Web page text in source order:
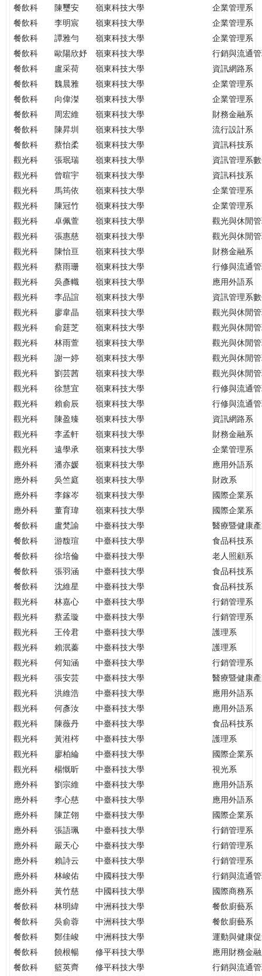
餐飲科 陳璽安 嶺東科技大學
企業管理系
餐飲科
李明宸 嶺東科技大學
企業管理系
餐飲科
譚雅勻 嶺東科技大學
企業管理系
餐飲科
歐陽欣妤 嶺東科技大學
行銷與流通
餐飲科
盧采荷 嶺東科技大學
資訊網路系
餐飲科
魏晨雅 嶺東科技大學
企業管理系
餐飲科
向偉滐 嶺東科技大學
企業管理系
餐飲科
周宏維 嶺東科技大學
財務金融系
餐飲科
陳昇圳 嶺東科技大學
流行設計系
餐飲科
蔡怡柔 嶺東科技大學
資訊科技系
觀光科
張珉瑞 嶺東科技大學
資訊管理系
觀光科
曾暄宇 嶺東科技大學
資訊科技系
觀光科
馬筠依 嶺東科技大學
企業管理系
觀光科
陳冠竹 嶺東科技大學
企業管理系
觀光科
卓佩萱 嶺東科技大學
觀光與休閒
觀光科
張惠慈 嶺東科技大學
觀光與休閒
觀光科
陳怡亘 嶺東科技大學
財務金融系
觀光科
蔡雨珊 嶺東科技大學
行修與流通
觀光科
吳彥幟 嶺東科技大學
應用外語系
觀光科
李品誼 嶺東科技大學
資訊管理系
觀光科
廖韋晶 嶺東科技大學
觀光與休閒
觀光科
俞莛芝 嶺東科技大學
觀光與休閒
觀光科
林雨萱 嶺東科技大學
觀光與休閒
觀光科
謝一婷 嶺東科技大學
觀光與休閒
觀光科
劉芸茜 嶺東科技大學
觀光與休閒
觀光科
徐慧宜 嶺東科技大學
行修與流通
觀光科
賴俞辰 嶺東科技大學
行修與流通
觀光科
陳盈臻 嶺東科技大學
資訊網路系
觀光科
李孟軒 嶺東科技大學
財務金融系
觀光科
遠學承 嶺東科技大學
企業管理系
應外科
潘亦媛 嶺東科技大學
應用外語系
應外科
吳竺庭 嶺東科技大學
財政系
應外科
李鎵岑 嶺東科技大學
國際企業系
應外科
董育瑋 嶺東科技大學
國際企業系
餐飲科
盧梵諭 中臺科技大學
醫療暨健康
餐飲科
游馥瑄 中臺科技大學
食品科技系
餐飲科
徐培倫 中臺科技大學
老人照顧系
餐飲科
張羽涵 中臺科技大學
食品科技系
餐飲科
沈維星 中臺科技大學
食品科技系
觀光科
林嘉心 中臺科技大學
行銷管理系
觀光科
蔡孟璇 中臺科技大學
行銷管理系
觀光科
王伶君 中臺科技大學
護理系
觀光科
賴泯蓁 中臺科技大學
護理系
觀光科
何知涵 中臺科技大學
行銷管理系
觀光科
張安芸 中臺科技大學
醫療暨健康
觀光科
洪維浩 中臺科技大學
應用外語系
觀光科
何彥汝 中臺科技大學
應用外語系
觀光科
陳薇丹 中臺科技大學
食品科技系
觀光科
黃溎梣 中臺科技大學
護理系
觀光科
廖柏綸 中臺科技大學
國際企業系
觀光科
楊慨昕 中臺科技大學
視光系
應外科
劉宗維 中臺科技大學
應用外語系
應外科
李心慈 中臺科技大學
應用外語系
應外科
陳芷翎 中臺科技大學
國際企業系
應外科
張語珮 中臺科技大學
行銷管理系
應外科
嚴天心 中臺科技大學
行銷管理系
應外科
賴詩云 中臺科技大學
行銷管理系
應外科
林峻佑 中國科技大學
行銷與流通
應外科
黃竹慈 中國科技大學
國際商務系
餐飲科
林明緯 中洲科技大學
餐飲廚藝系
餐飲科
吳俞蓉 中洲科技大學
餐飲廚藝系
餐飲科
鄭佳峻 中洲科技大學
運動與健康
餐飲科
饒根暢 修平科技大學
應用財務金
餐飲科
籃英齊 修平科技大學
行銷與流通